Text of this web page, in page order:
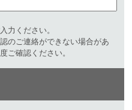
力ください。​
のご連絡ができない場合があ
ご確認ください。